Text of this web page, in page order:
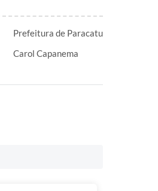
Prefeitura de Paracatu
Carol Capanema